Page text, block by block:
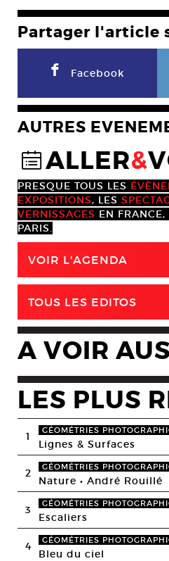
Partager l'article
F Facebook
AUTRES
@ALLER&
PRESQUE TOUS LES
EXPOSITIONS, LES
VERNISSAGES EN
PARIS.
VOIR L'AGENDA
TOUS LES EDITOS
A VOIR
LES PLUS
1 GÉOMÉTRIES
Lignes & Surfaces
2 GÉOMÉTRIES
Nature • André Rouillé
3 GÉOMÉTRIES
Escaliers
4 GÉOMÉTRIES
Bleu du ciel